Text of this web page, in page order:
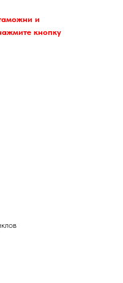
и
кнопку